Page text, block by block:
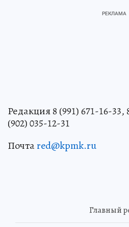
Редакция 8 (991) 671-16-33,
(902) 035-12-31
Почтаred@kpmk.ru
Главный